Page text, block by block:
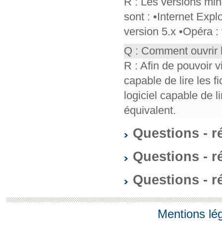
sont : •Internet
version 5.x •Opéra
Q : Comment
R : Afin de pouvoir
capable de lire les
logiciel capable de
équivalent.
Questions -
Questions -
Questions -
Mentions